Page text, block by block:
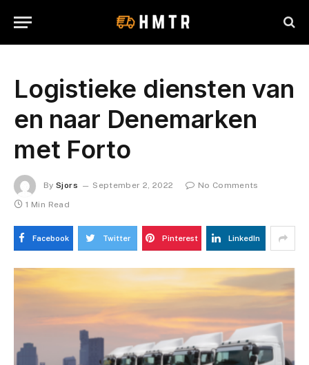
Logistieke diensten van
en naar Denemarken
met Forto
By Sjors September 2, 2022
No Comments
1 Min Read
Facebook Twitter Pinterest LinkedIn